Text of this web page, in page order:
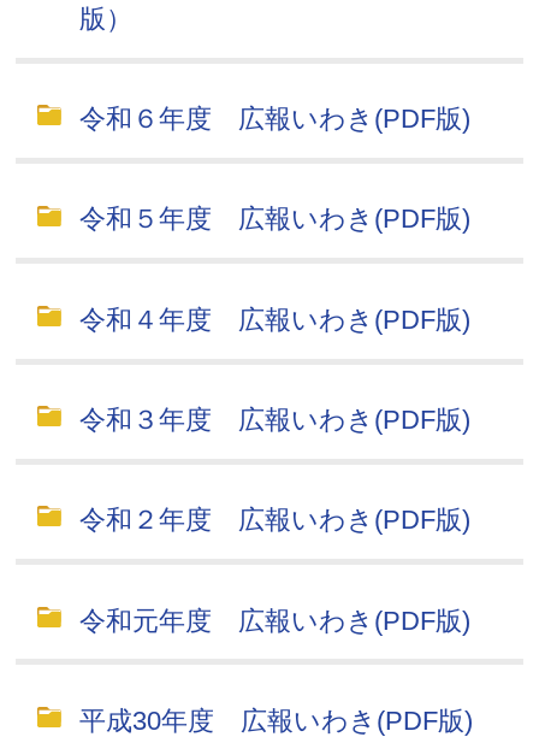
版）
令和６年度 広報いわき(PDF版)
令和５年度 広報いわき(PDF版)
令和４年度 広報いわき(PDF版)
令和３年度 広報いわき(PDF版)
令和２年度 広報いわき(PDF版)
令和元年度 広報いわき(PDF版)
平成30年度 広報いわき(PDF版)